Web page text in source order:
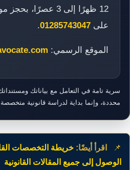
12 ظهرًا إلى 3
على 01285743047
.
الموقع الرسمي:
سرية تامة في التعامل مع بياناتك
محددة، وإنما بداية لدراسة قانونية
📌 اقرأ أيضًا: خريطة التخصصات
الوصول إلى جميع المقالات القانونية